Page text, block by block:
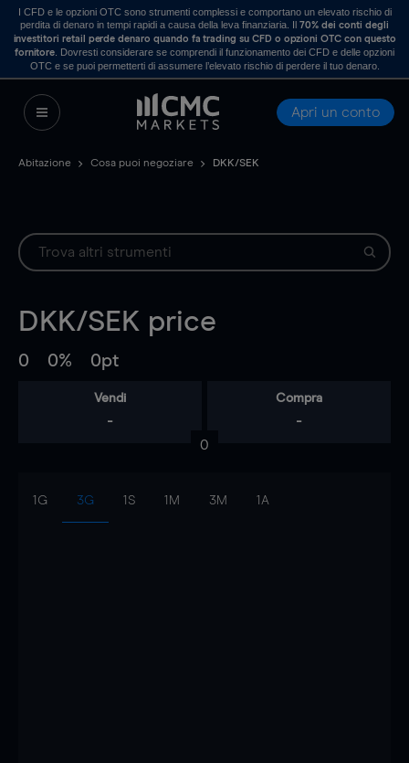
I CFD e le opzioni OTC sono strumenti complessi e comportano un elevato rischio di
perdita di denaro in tempi rapidi a causa della leva finanziaria. Il70% dei conti degli
investitori retail perde denaro quando fa trading su CFD o opzioni OTC con questo
fornitore . Dovresti considerare se comprendi il funzionamento dei CFD e delle opzioni
OTC e se puoi permetterti di assumere l’elevato rischio di perdere il tuo denaro.
Apri un conto
Abitazione Cosa puoi negoziare DKK/SEK
DKK/SEK price
0 0% 0pt
Vendi
-
Compra
-
0
1G 3G 1S 1M 3M 1A